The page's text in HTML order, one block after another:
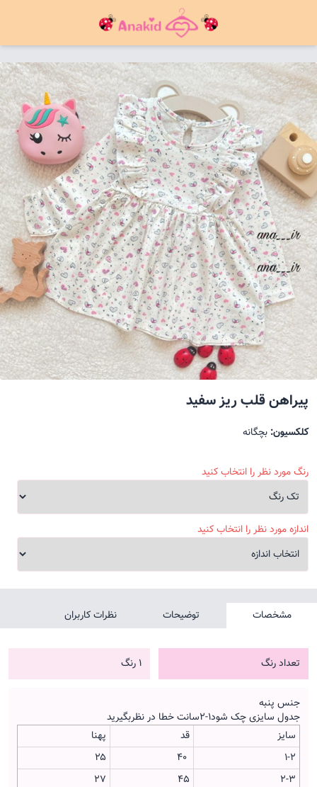
پیراهن قلب ریز سفید
کلکسیون: بچگانه
رنگ مورد نظر را انتخاب کنید
اندازه مورد نظر را انتخاب کنید
مشخصات توضیحات نظرات کاربران
تعداد رنگ 1 رنگ
جنس پنبه
جدول سایزی چک شود۱-۲سانت خطا در نظربگیرید
سایز
قد
پهنا
۱-۲
۴۰
۲۵
۲-۳
۴۵
۲۷